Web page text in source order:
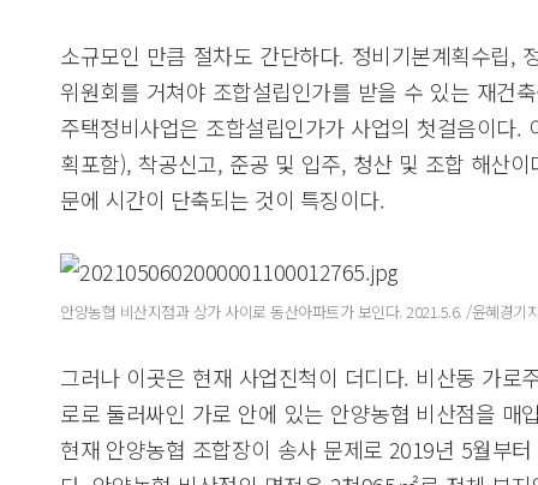
소규모인 만큼 절차도 간단하다. 정비기본계획수립,
위원회를 거쳐야 조합설립인가를 받을 수 있는 재건
주택정비사업은 조합설립인가가 사업의 첫걸음이다.
획포함), 착공신고, 준공 및 입주, 청산 및 조합 해산
문에 시간이 단축되는 것이 특징이다.
안양농협 비산지점과 상가 사이로 동산아파트가 보인다. 2021.5.6. /윤혜경기
그러나 이곳은 현재 사업진척이 더디다. 비산동 가로
로로 둘러싸인 가로 안에 있는 안양농협 비산점을 매
현재 안양농협 조합장이 송사 문제로 2019년 5월부